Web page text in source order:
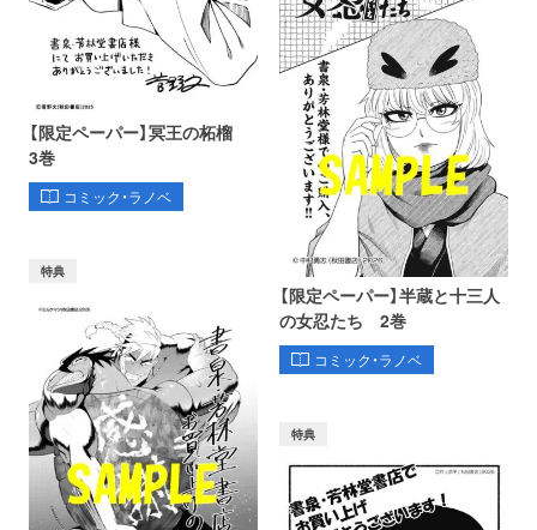
【限定ペーパー】冥王の柘榴
3巻
コミック・ラノベ
【限定ペーパー】半蔵と十三人
の女忍たち 2巻
コミック・ラノベ
特典
特典